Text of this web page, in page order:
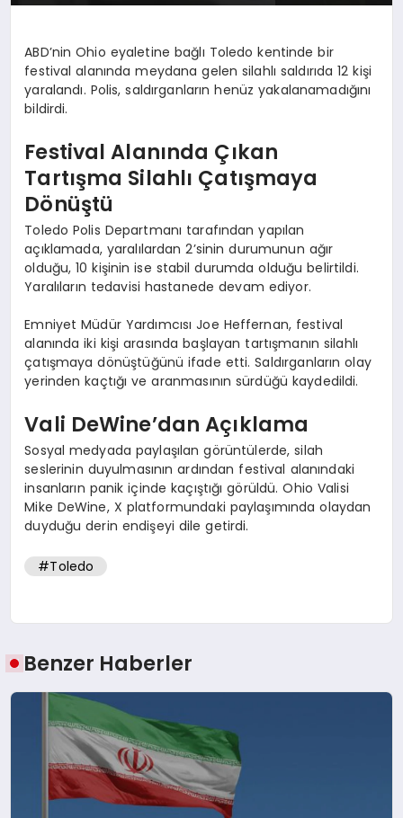
ABD’nin Ohio eyaletine bağlı Toledo kentinde bir
festival alanında meydana gelen silahlı saldırıda 12 kişi
yaralandı. Polis, saldırganların henüz yakalanamadığını
bildirdi.
Festival Alanında Çıkan
Tartışma Silahlı Çatışmaya
Dönüştü
Toledo Polis Departmanı tarafından yapılan
açıklamada, yaralılardan 2’sinin durumunun ağır
olduğu, 10 kişinin ise stabil durumda olduğu belirtildi.
Yaralıların tedavisi hastanede devam ediyor.
Emniyet Müdür Yardımcısı Joe Heffernan, festival
alanında iki kişi arasında başlayan tartışmanın silahlı
çatışmaya dönüştüğünü ifade etti. Saldırganların olay
yerinden kaçtığı ve aranmasının sürdüğü kaydedildi.
Vali DeWine’dan Açıklama
Sosyal medyada paylaşılan görüntülerde, silah
seslerinin duyulmasının ardından festival alanındaki
insanların panik içinde kaçıştığı görüldü. Ohio Valisi
Mike DeWine, X platformundaki paylaşımında olaydan
duyduğu derin endişeyi dile getirdi.
#Toledo
Benzer Haberler